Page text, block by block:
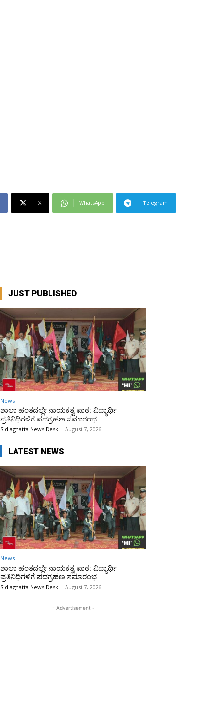
X WhatsApp Telegram
JUST PUBLISHED
News
ಶಾಲಾ ಹಂತದಲ್ಲೇ ನಾಯಕತ್ವ ಪಾಠ: ವಿದ್ಯಾರ್ಥಿ
ಪ್ರತಿನಿಧಿಗಳಿಗೆ ಪದಗ್ರಹಣ ಸಮಾರಂಭ
Sidlaghatta News Desk - August 7, 2026
LATEST NEWS
News
ಶಾಲಾ ಹಂತದಲ್ಲೇ ನಾಯಕತ್ವ ಪಾಠ: ವಿದ್ಯಾರ್ಥಿ
ಪ್ರತಿನಿಧಿಗಳಿಗೆ ಪದಗ್ರಹಣ ಸಮಾರಂಭ
Sidlaghatta News Desk - August 7, 2026
- Advertisement -